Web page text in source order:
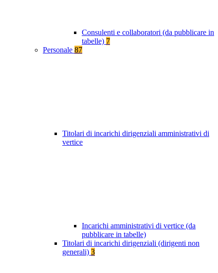
Consulenti e collaboratori (da pubblicare in
tabelle) 7
Personale 87
Titolari di incarichi dirigenziali amministrativi di
vertice
Incarichi amministrativi di vertice (da
pubblicare in tabelle)
Titolari di incarichi dirigenziali (dirigenti non
generali) 3